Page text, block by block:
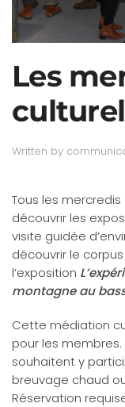
Les
Written by
Tous les mercredis
découvrir les
visite guidée
découvrir le
l’exposition
montagne au
Cette médiation
pour les
souhaitent y
breuvage chaud
Réservation